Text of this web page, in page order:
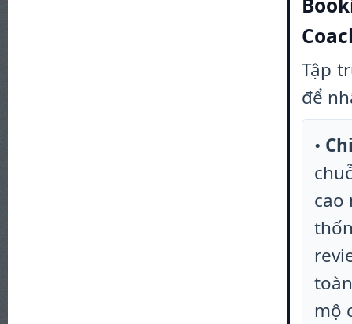
Tập
để
•
cao
mộ